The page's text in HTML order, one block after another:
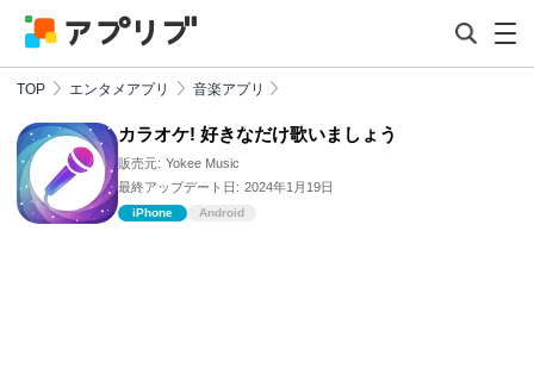
TOP エンタメアプリ 音楽アプリ
カラオケ! 好きなだけ歌いましょう
販売元: Yokee Music
最終アップデート日: 2024年1月19日
iPhone Android